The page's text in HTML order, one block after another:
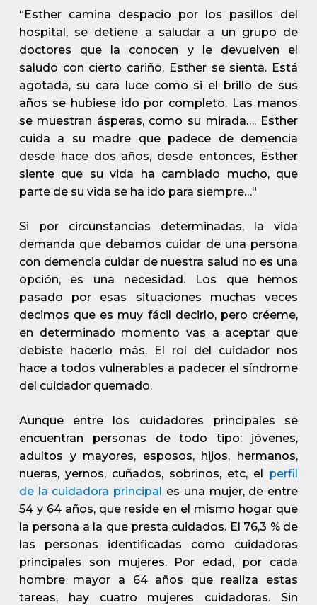
“Esther camina despacio por los pasillos del
hospital, se detiene a saludar a un grupo de
doctores que la conocen y le devuelven el
saludo con cierto cariño. Esther se sienta. Está
agotada, su cara luce como si el brillo de sus
años se hubiese ido por completo. Las manos
se muestran ásperas, como su mirada…. Esther
cuida a su madre que padece de demencia
desde hace dos años, desde entonces, Esther
siente que su vida ha cambiado mucho, que
parte de su vida se ha ido para siempre…“
Si por circunstancias determinadas, la vida
demanda que debamos cuidar de una persona
con demencia cuidar de nuestra salud no es una
opción, es una necesidad. Los que hemos
pasado por esas situaciones muchas veces
decimos que es muy fácil decirlo, pero créeme,
en determinado momento vas a aceptar que
debiste hacerlo más. El rol del cuidador nos
hace a todos vulnerables a padecer el síndrome
del cuidador quemado.
Aunque entre los cuidadores principales se
encuentran personas de todo tipo: jóvenes,
adultos y mayores, esposos, hijos, hermanos,
nueras, yernos, cuñados, sobrinos, etc, el perfil
de la cuidadora principal es una mujer, de entre
54 y 64 años, que reside en el mismo hogar que
la persona a la que presta cuidados. El 76,3 % de
las personas identificadas como cuidadoras
principales son mujeres. Por edad, por cada
hombre mayor a 64 años que realiza estas
tareas, hay cuatro mujeres cuidadoras. Sin